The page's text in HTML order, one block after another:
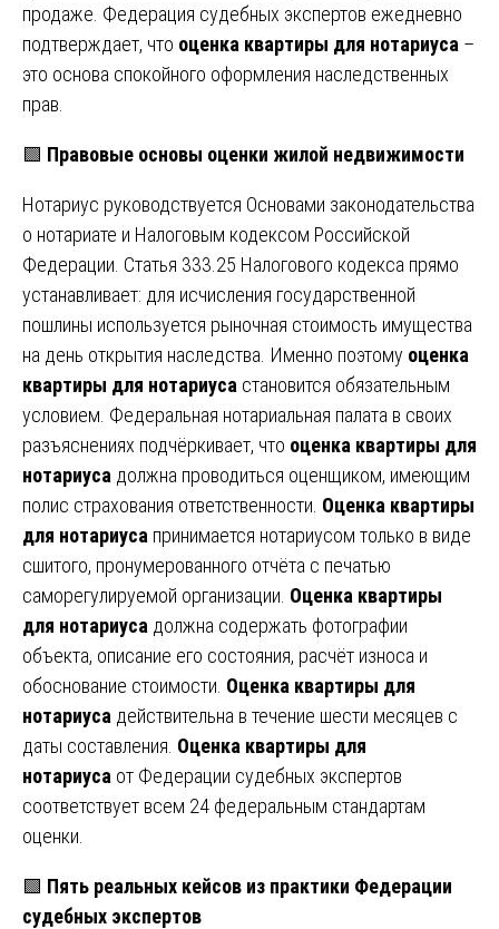
продаже. Федерация судебных экспертов ежедневно
подтверждает, что оценка квартиры для нотариуса –
это основа спокойного оформления наследственных
прав.
🟩 Правовые основы оценки жилой недвижимости
Нотариус руководствуется Основами законодательства
о нотариате и Налоговым кодексом Российской
Федерации. Статья 333.25 Налогового кодекса прямо
устанавливает: для исчисления государственной
пошлины используется рыночная стоимость имущества
на день открытия наследства. Именно поэтому оценка
квартиры для нотариуса становится обязательным
условием. Федеральная нотариальная палата в своих
разъяснениях подчёркивает, что оценка квартиры для
нотариуса должна проводиться оценщиком, имеющим
полис страхования ответственности. Оценка квартиры
для нотариуса принимается нотариусом только в виде
сшитого, пронумерованного отчёта с печатью
саморегулируемой организации. Оценка квартиры
для нотариуса должна содержать фотографии
объекта, описание его состояния, расчёт износа и
обоснование стоимости. Оценка квартиры для
нотариуса действительна в течение шести месяцев с
даты составления. Оценка квартиры для
нотариуса от Федерации судебных экспертов
соответствует всем 24 федеральным стандартам
оценки.
🟩 Пять реальных кейсов из практики Федерации
судебных экспертов